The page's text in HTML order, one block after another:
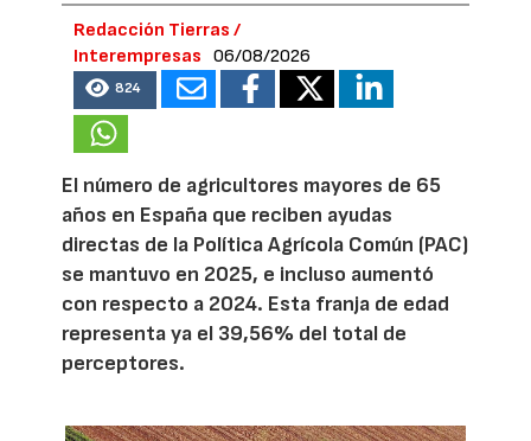
Redacción Tierras /
Interempresas
06/08/2026
824
El número de agricultores mayores de 65
años en España que reciben ayudas
directas de la Política Agrícola Común (PAC)
se mantuvo en 2025, e incluso aumentó
con respecto a 2024. Esta franja de edad
representa ya el 39,56% del total de
perceptores.